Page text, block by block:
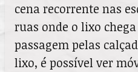
cena recorrente nas
ruas onde o lixo
passagem pelas
lixo, é possível ver